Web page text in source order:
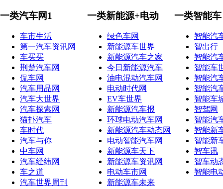
一类汽车网1
车市生活
第一汽车资讯网
车买买
荆楚汽车网
侃车网
汽车用品网
汽车大世界
汽车探索网
猫扑汽车
车时代
汽车与你
中车网
汽车经纬网
车之道
汽车世界周刊
一类新能源+电动
绿色车网
新能源车世界
新能源汽车之家
今日新能源汽车
油电混动汽车网
电动时代网
EV车世界
新能源汽车报
环球电动汽车网
新能源汽车动态网
电动智能汽车网
新能源车天下
新能源车资讯网
电动车市网
新能源车未来
一类智能车
智能汽
智出行
智能汽
智能车
智能汽
智能汽
智能车
智驾网
智能汽
智能新
智能新
智车讯
智车动
智能电